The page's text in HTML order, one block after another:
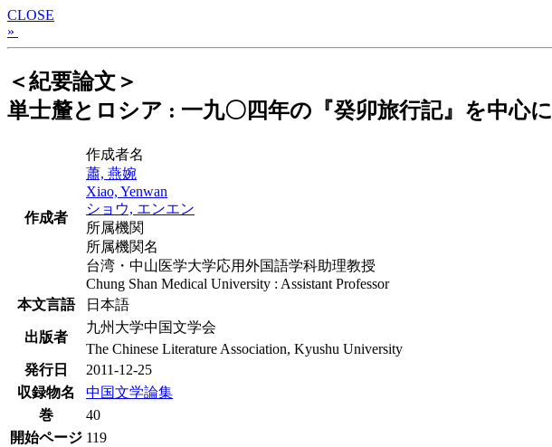
CLOSE
»
＜紀要論文＞
単士釐とロシア : 一九〇四年の『癸卯旅行記』を中心に
作成者
作成者名
蕭, 燕婉
Xiao, Yenwan
ショウ, エンエン
所属機関
所属機関名
台湾・中山医学大学応用外国語学科助理教授
Chung Shan Medical University : Assistant Professor
本文言語
日本語
出版者
九州大学中国文学会
The Chinese Literature Association, Kyushu University
発行日
2011-12-25
収録物名
中国文学論集
巻
40
開始ページ 119